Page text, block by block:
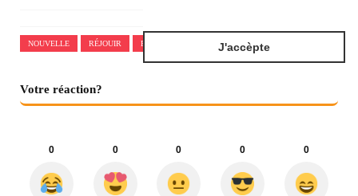
NOUVELLE RÉJOUIR PARENTS ÉTUDIANTS HABITATION
Votre réaction?
0 0 0 0 0
J'accèpte